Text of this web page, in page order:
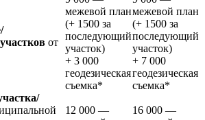
от
межевой план
(+ 1500 за
последующий
участок)
+ 3 000
геодезическая
съемка*
межевой план
(+ 1500 за
последующий
участок)
+ 7 000
геодезическая
съемка*
12 000 —
16 000 —